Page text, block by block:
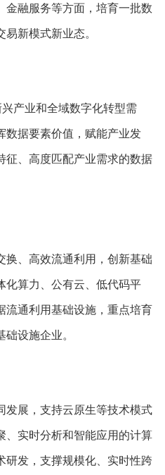
金融服务等方面，培育一批数
新模式新业态。
产业和全域数字化转型需
数据要素价值，赋能产业发
征、高度匹配产业需求的数据
换、高效流通利用，创新基础
化算力、公有云、低代码平
流通利用基础设施，重点培育
设施企业。
发展，支持云原生等技术模式
、实时分析和智能应用的计算
研发，支撑规模化、实时性跨